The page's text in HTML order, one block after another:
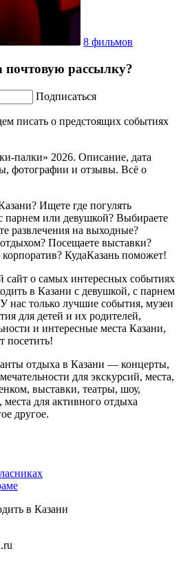
8 фильмов
почтовую рассылку?
Подписаться
писать о предстоящих событиях
палки» 2026. Описание, дата
фотографии и отзывы. Всё о
Ищете где погулять
парнем или девушкой? Выбираете
развлечения на выходные?
Посещаете выставки?
корпоратив? КудаКазань поможет!
о самых интересных событиях
в Казани с девушкой, с парнем
нас только лучшие события, музеи
для детей и их родителей,
и интересные места Казани,
посетить!
отдыха в Казани — концерты,
для экскурсий, места,
выставки, театры, шоу,
для активного отдыха
другое.
в Казани